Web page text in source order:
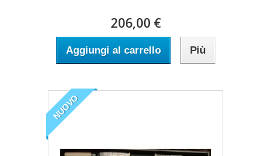
206,00 €
Aggiungi al carrello Più
NUOVO